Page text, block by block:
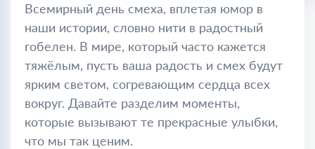
Всемирный день смеха, вплетая юмор в
наши истории, словно нити в радостный
гобелен. В мире, который часто кажется
тяжёлым, пусть ваша радость и смех будут
ярким светом, согревающим сердца всех
вокруг. Давайте разделим моменты,
которые вызывают те прекрасные улыбки,
что мы так ценим.